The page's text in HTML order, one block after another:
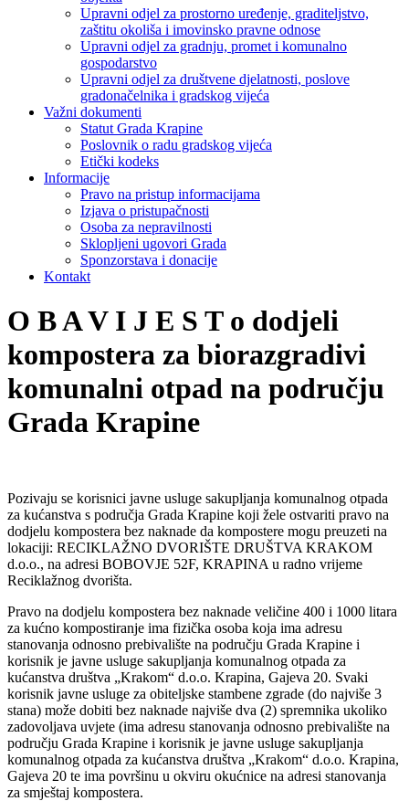
Upravni odjel za prostorno uređenje, graditeljstvo,
zaštitu okoliša i imovinsko pravne odnose
Upravni odjel za gradnju, promet i komunalno
gospodarstvo
Upravni odjel za društvene djelatnosti, poslove
gradonačelnika i gradskog vijeća
Važni dokumenti
Statut Grada Krapine
Poslovnik o radu gradskog vijeća
Etički kodeks
Informacije
Pravo na pristup informacijama
Izjava o pristupačnosti
Osoba za nepravilnosti
Sklopljeni ugovori Grada
Sponzorstava i donacije
Kontakt
O B A V I J E S T o dodjeli
kompostera za biorazgradivi
komunalni otpad na području
Grada Krapine
Pozivaju se korisnici javne usluge sakupljanja komunalnog otpada
za kućanstva s područja Grada Krapine koji žele ostvariti pravo na
dodjelu kompostera bez naknade da kompostere mogu preuzeti na
lokaciji: RECIKLAŽNO DVORIŠTE DRUŠTVA KRAKOM
d.o.o., na adresi BOBOVJE 52F, KRAPINA u radno vrijeme
Reciklažnog dvorišta.
Pravo na dodjelu kompostera bez naknade veličine 400 i 1000 litara
za kućno kompostiranje ima fizička osoba koja ima adresu
stanovanja odnosno prebivalište na području Grada Krapine i
korisnik je javne usluge sakupljanja komunalnog otpada za
kućanstva društva „Krakom“ d.o.o. Krapina, Gajeva 20. Svaki
korisnik javne usluge za obiteljske stambene zgrade (do najviše 3
stana) može dobiti bez naknade najviše dva (2) spremnika ukoliko
zadovoljava uvjete (ima adresu stanovanja odnosno prebivalište na
području Grada Krapine i korisnik je javne usluge sakupljanja
komunalnog otpada za kućanstva društva „Krakom“ d.o.o. Krapina,
Gajeva 20 te ima površinu u okviru okućnice na adresi stanovanja
za smještaj kompostera.